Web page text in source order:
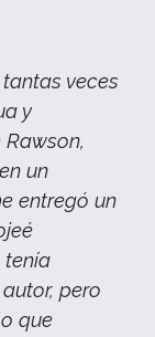
veces
y
un
entregó un
tenía
pero
que